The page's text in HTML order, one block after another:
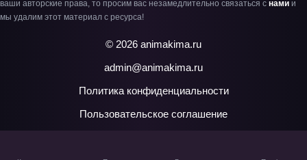
ваши авторские права, то просим вас незамедлительно связаться с нами и
мы удалим этот материал с ресурса!
© 2026 animakima.ru
admin@animakima.ru
Политика конфиденциальности
Пользовательское соглашение